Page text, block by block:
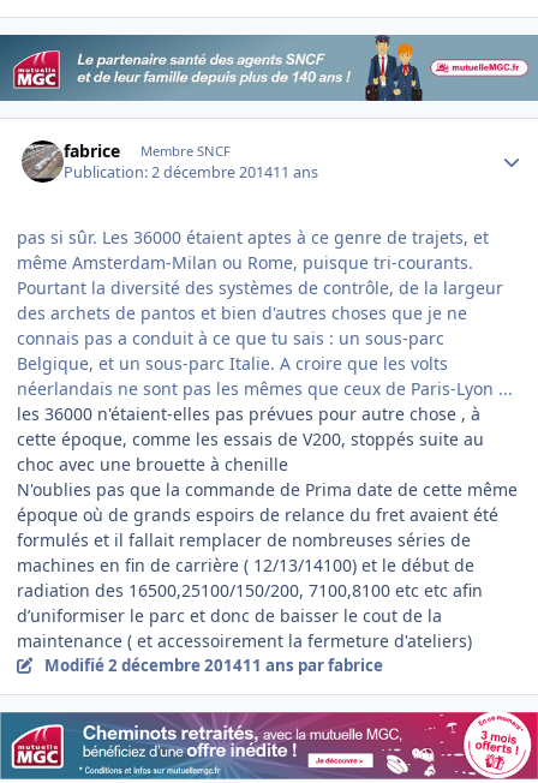
fabrice Membre SNCF
Publication:2 décembre 201411 ans
pas si sûr. Les 36000 étaient aptes à ce genre de trajets, et
même Amsterdam-Milan ou Rome, puisque tri-courants.
Pourtant la diversité des systèmes de contrôle, de la largeur
des archets de pantos et bien d'autres choses que je ne
connais pas a conduit à ce que tu sais : un sous-parc
Belgique, et un sous-parc Italie. A croire que les volts
néerlandais ne sont pas les mêmes que ceux de Paris-Lyon ...
les 36000 n'étaient-elles pas prévues pour autre chose , à
cette époque, comme les essais de V200, stoppés suite au
choc avec une brouette à chenille
N'oublies pas que la commande de Prima date de cette même
époque où de grands espoirs de relance du fret avaient été
formulés et il fallait remplacer de nombreuses séries de
machines en fin de carrière ( 12/13/14100) et le début de
radiation des 16500,25100/150/200, 7100,8100 etc etc afin
d’uniformiser le parc et donc de baisser le cout de la
maintenance ( et accessoirement la fermeture d'ateliers)
Modifié2 décembre 201411 ans par fabrice